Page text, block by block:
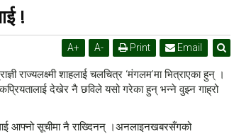
!
A+ A- Print Email
राज्यलक्ष्मी शाहलाई चलचित्र ‘मंगलम’मा भित्राएका हुन् ।
देखेर नै छविले यसो गरेका हुन् भन्ने वुझ्न गाह्रो
आफ्नो सूचीमा नै राख्दिनन् ।अनलाइनखबरसँगको